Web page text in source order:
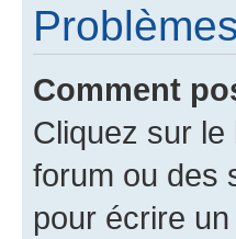
Comment
Cliquez sur
forum ou des
pour écrire